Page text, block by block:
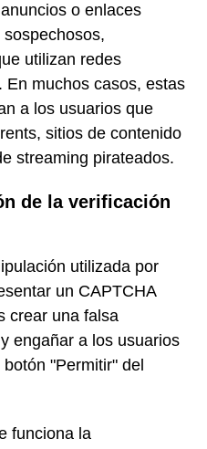
o enlaces
utilizan redes
En muchos casos, estas
a los usuarios que
sitios de contenido
streaming pirateados.
de la verificación
utilizada por
un CAPTCHA
crear una falsa
engañar a los usuarios
"Permitir" del
funciona la